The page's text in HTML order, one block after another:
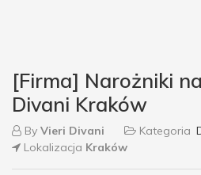
[Firma] Narożniki
Divani Kraków
By Vieri Divani Kategoria
Lokalizacja Kraków